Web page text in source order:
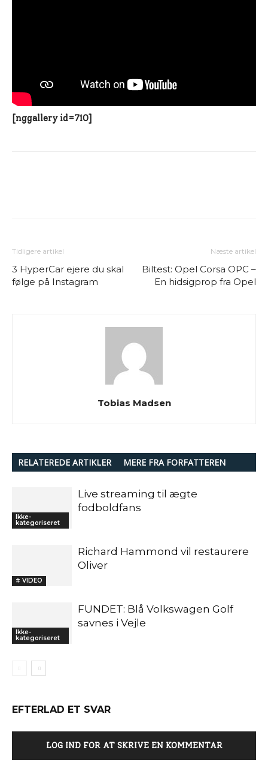
[nggallery id=710]
Tidligere artikel
3 HyperCar ejere du skal
følge på Instagram
Næste artikel
Biltest: Opel Corsa OPC –
En hidsigprop fra Opel
Tobias Madsen
RELATEREDE ARTIKLER MERE FRA FORFATTEREN
Ikke-
kategoriseret
Live streaming til ægte
fodboldfans
# VIDEO
Richard Hammond vil restaurere
Oliver
Ikke-
kategoriseret
FUNDET: Blå Volkswagen Golf
savnes i Vejle
EFTERLAD ET SVAR
LOG IND FOR AT SKRIVE EN KOMMENTAR